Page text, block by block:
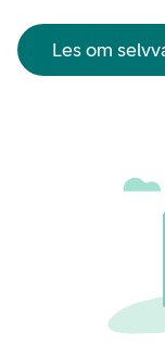
Les om